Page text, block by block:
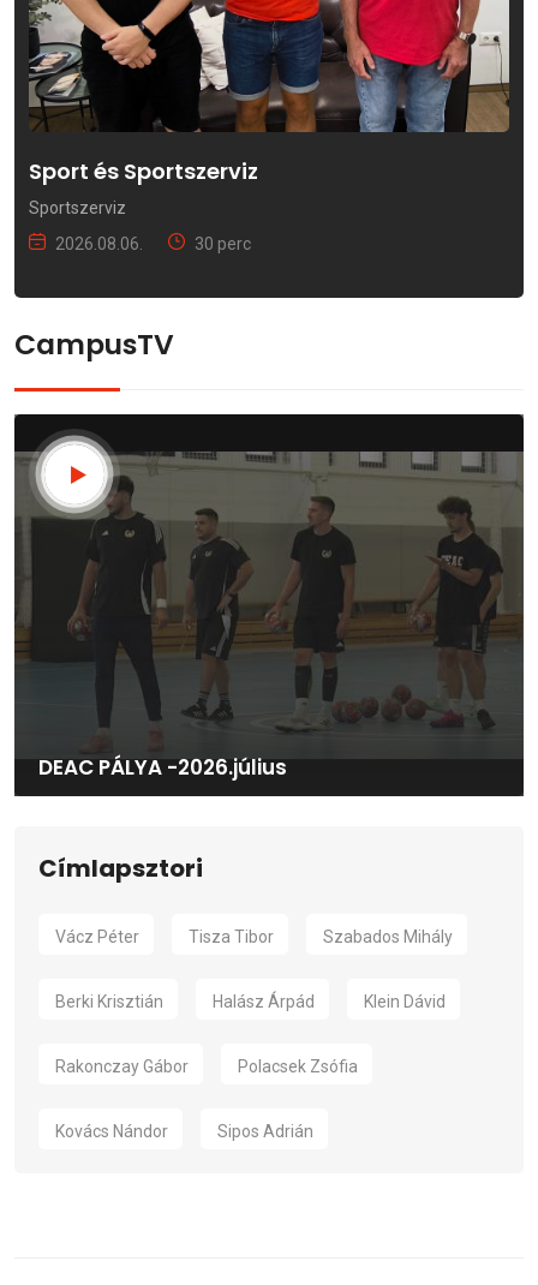
Sport és Sportszerviz
Sportszerviz
2026.08.06.
30 perc
CampusTV
DEAC PÁLYA -2026.július
Címlapsztori
Vácz Péter Tisza Tibor Szabados Mihály
Berki Krisztián Halász Árpád Klein Dávid
Rakonczay Gábor Polacsek Zsófia
Kovács Nándor Sipos Adrián